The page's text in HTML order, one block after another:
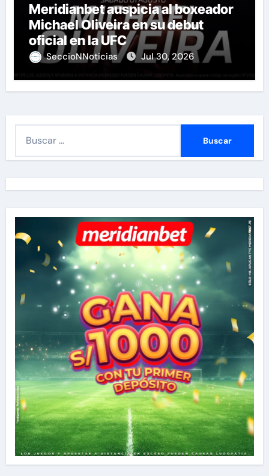
Meridianbet auspicia al boxeador
Michael Oliveira en su debut
oficial en la UFC
SeccioNNoticias Jul 30, 2026
r
: